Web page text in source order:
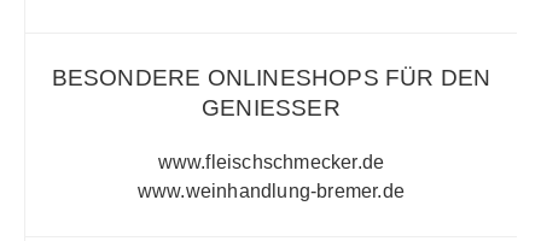
BESONDERE ONLINESHOPS FÜR DEN
GENIESSER
www.fleischschmecker.de
www.weinhandlung-bremer.de